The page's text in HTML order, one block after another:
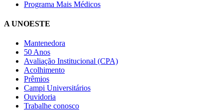
Programa Mais Médicos
A UNOESTE
Mantenedora
50 Anos
Avaliação Institucional (CPA)
Acolhimento
Prêmios
Campi Universitários
Ouvidoria
Trabalhe conosco